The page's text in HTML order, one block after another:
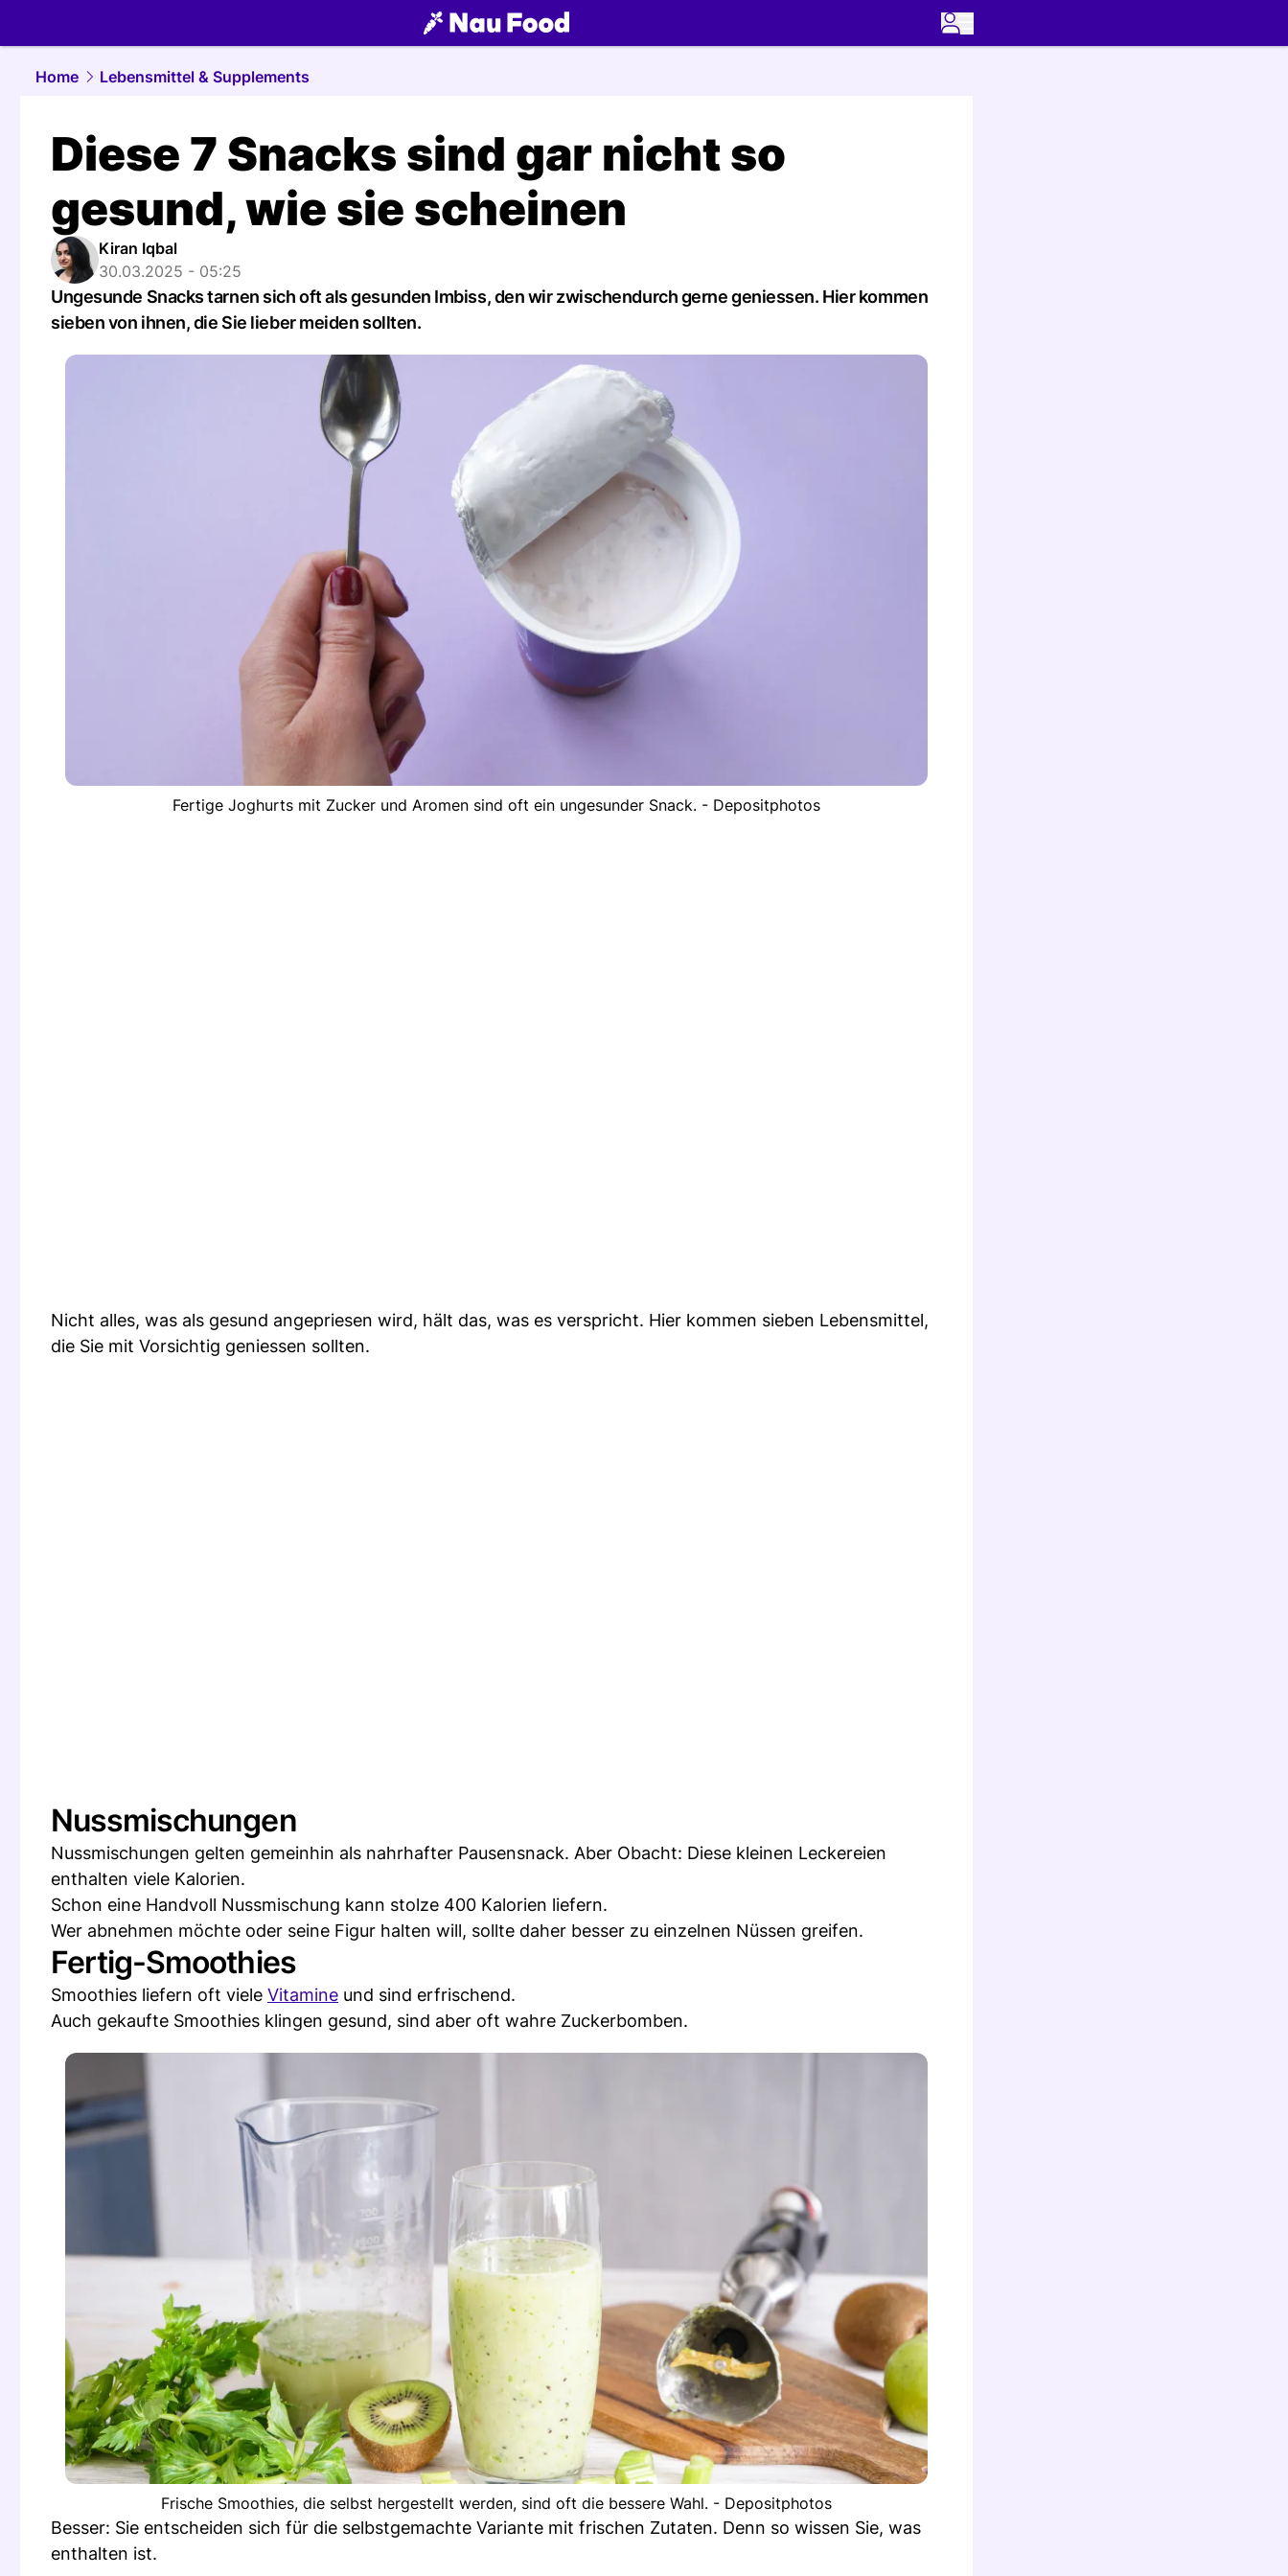
food.NAU.ch
Home
Lebensmittel & Supplements
Diese 7 Snacks sind gar nicht so
gesund, wie sie scheinen
Kiran Iqbal
30.03.2025 - 05:25
Ungesunde Snacks tarnen sich oft als gesunden Imbiss, den wir zwischendurch gerne geniessen. Hier kommen
sieben von ihnen, die Sie lieber meiden sollten.
Fertige Joghurts mit Zucker und Aromen sind oft ein ungesunder Snack. - Depositphotos
Nicht alles, was als gesund angepriesen wird, hält das, was es verspricht. Hier kommen sieben Lebensmittel,
die Sie mit Vorsichtig geniessen sollten.
Nussmischungen
Nussmischungen gelten gemeinhin als nahrhafter Pausensnack. Aber Obacht: Diese kleinen Leckereien
enthalten viele Kalorien.
Schon eine Handvoll Nussmischung kann stolze 400 Kalorien liefern.
Wer abnehmen möchte oder seine Figur halten will, sollte daher besser zu einzelnen Nüssen greifen.
Fertig-Smoothies
Smoothies liefern oft viele Vitamine und sind erfrischend.
Auch gekaufte Smoothies klingen gesund, sind aber oft wahre Zuckerbomben.
Frische Smoothies, die selbst hergestellt werden, sind oft die bessere Wahl. - Depositphotos
Besser: Sie entscheiden sich für die selbstgemachte Variante mit frischen Zutaten. Denn so wissen Sie, was
enthalten ist.